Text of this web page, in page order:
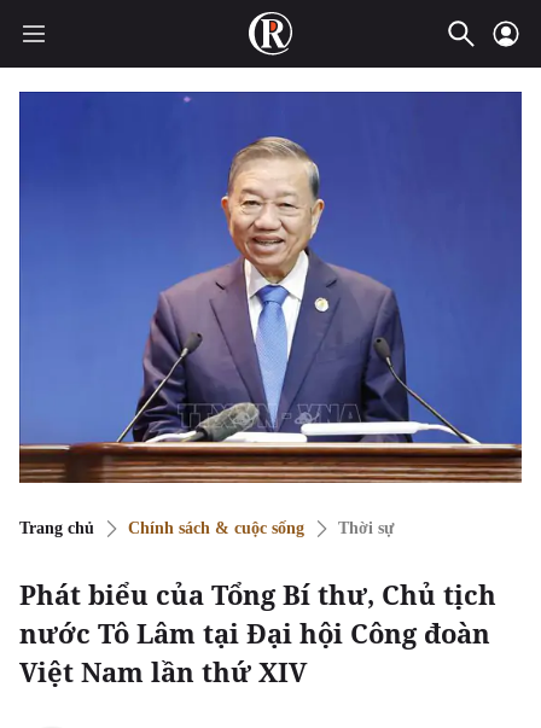
Trang chủ Chính sách & cuộc sống Thời sự
Phát biểu của Tổng Bí thư, Chủ tịch
nước Tô Lâm tại Đại hội Công đoàn
Việt Nam lần thứ XIV